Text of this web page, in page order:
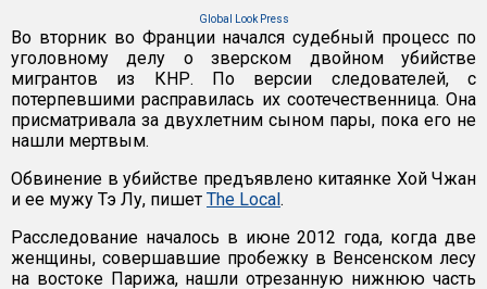
Global Look Press
Во вторник во Франции начался судебный процесс по
уголовному делу о зверском двойном убийстве
мигрантов из КНР. По версии следователей, с
потерпевшими расправилась их соотечественница. Она
присматривала за двухлетним сыном пары, пока его не
нашли мертвым.
Обвинение в убийстве предъявлено китаянке Хой Чжан
и ее мужу Тэ Лу, пишет The Local.
Расследование началось в июне 2012 года, когда две
женщины, совершавшие пробежку в Венсенском лесу
на востоке Парижа, нашли отрезанную нижнюю часть